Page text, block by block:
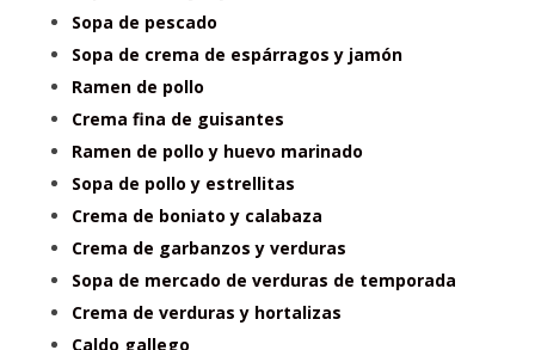
Sopa de pescado
Sopa de crema de espárragos y jamón
Ramen de pollo
Crema fina de guisantes
Ramen de pollo y huevo marinado
Sopa de pollo y estrellitas
Crema de boniato y calabaza
Crema de garbanzos y verduras
Sopa de mercado de verduras de temporada
Crema de verduras y hortalizas
Caldo gallego